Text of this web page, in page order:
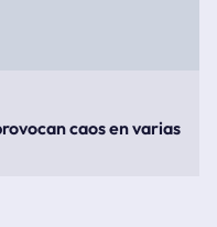
caos en varias